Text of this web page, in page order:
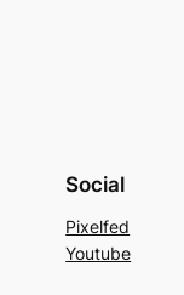
Social
Pixelfed
Youtube